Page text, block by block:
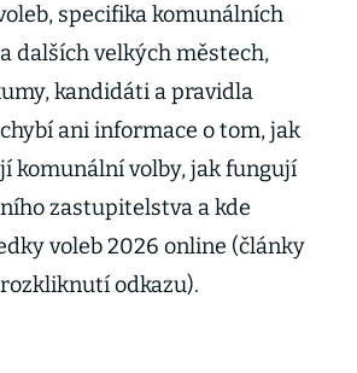
specifika komunálních
dalších velkých městech,
kandidáti a pravidla
ani informace o tom, jak
komunální volby, jak fungují
zastupitelstva a kde
voleb 2026 online (články
odkazu).